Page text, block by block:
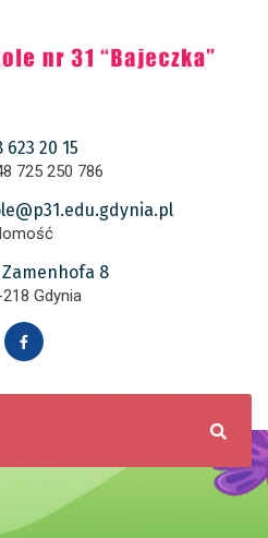
623 20 15
725 250 786
Zamenhofa 8
Gdynia